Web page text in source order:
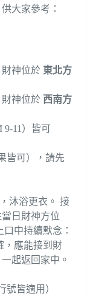
大家參考：
財神位於 東北方
財神位於 西南方
9-11）皆可
皆可），請先
沐浴更衣。 接
日財神方位
中持續默念：
，應能接到財
起返回家中。
號皆適用）